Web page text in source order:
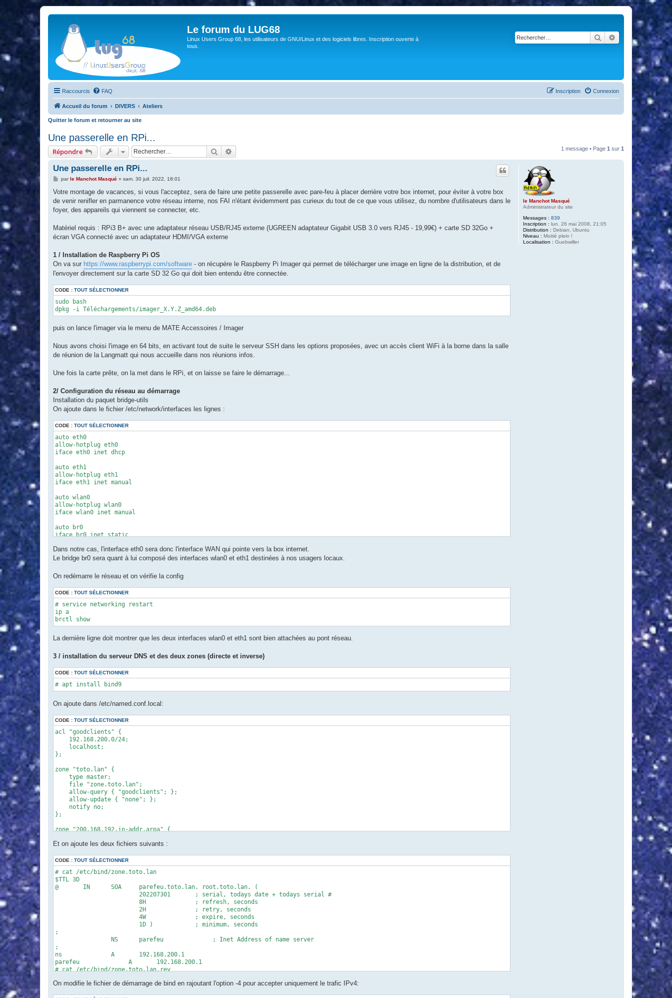
Le forum du LUG68
Linux Users Group 68, les utilisateurs de GNU/Linux et des logiciels libres. Inscription ouverte à
tous.
RechercherRecherche
Raccourcis FAQ Connexion
Inscription
Accueil du forum DIVERS Ateliers
Quitter le forum et retourner au site
Une passerelle en RPi...
Répondre Rechercher 1 message • Page 1 sur 1
le Manchot Masqué
Administrateur du site
Messages : 839
Inscription : lun. 26 mai 2008, 21:05
Distribution : Debian, Ubuntu
Niveau : Moitié plein !
Localisation : Guebwiller
Une passerelle en RPi...
M
s
a
g
e
parle Manchot Masqué» sam. 30 juil. 2022, 18:01
Votre montage de vacances, si vous l'acceptez, sera de faire une petite passerelle avec pare-feu à placer derrière votre box internet, pour éviter à votre box
de venir renifler en parmanence votre réseau interne, nos FAI n'étant évidemment pas curieux du tout de ce que vous utilisez, du nombre d'utilisateurs dans le
foyer, des appareils qui viennent se connecter, etc.
Matériel requis : RPi3 B+ avec une adaptateur réseau USB/RJ45 externe (UGREEN adaptateur Gigabit USB 3.0 vers RJ45 - 19,99€) + carte SD 32Go +
écran VGA connecté avec un adaptateur HDMI/VGA externe
1 / Installation de Raspberry Pi OS
On va sur https://www.raspberrypi.com/software - on récupére le Raspberry Pi Imager qui permet de télécharger une image en ligne de la distribution, et de
l'envoyer directement sur la carte SD 32 Go qui doit bien entendu être connectée.
CODE : TOUT SÉLECTIONNER
sudo bash
dpkg -i Téléchargements/imager_X.Y.Z_amd64.deb
puis on lance l'imager via le menu de MATE Accessoires / Imager
Nous avons choisi l'image en 64 bits, en activant tout de suite le serveur SSH dans les options proposées, avec un accès client WiFi à la borne dans la salle
de réunion de la Langmatt qui nous accueille dans nos réunions infos.
Une fois la carte prête, on la met dans le RPi, et on laisse se faire le démarrage...
2/ Configuration du réseau au démarrage
Installation du paquet bridge-utils
On ajoute dans le fichier /etc/network/interfaces les lignes :
CODE : TOUT SÉLECTIONNER
auto eth0
allow-hotplug eth0
iface eth0 inet dhcp
auto eth1
allow-hotplug eth1
iface eth1 inet manual
auto wlan0
allow-hotplug wlan0
iface wlan0 inet manual
auto br0
iface br0 inet static
	bridge_ports eth1 wlan0
	bridge_stp off
Dans notre cas, l'interface eth0 sera donc l'interface WAN qui pointe vers la box internet.
Le bridge br0 sera quant à lui composé des interfaces wlan0 et eth1 destinées à nos usagers locaux.
On redémarre le réseau et on vérifie la config
CODE : TOUT SÉLECTIONNER
# service networking restart
ip a
brctl show
La dernière ligne doit montrer que les deux interfaces wlan0 et eth1 sont bien attachées au pont réseau.
3 / installation du serveur DNS et des deux zones (directe et inverse)
CODE : TOUT SÉLECTIONNER
# apt install bind9
On ajoute dans /etc/named.conf.local:
CODE : TOUT SÉLECTIONNER
acl "goodclients" {
    192.168.200.0/24;
    localhost;
};
zone "toto.lan" {
    type master;
    file "zone.toto.lan";
    allow-query { "goodclients"; };
    allow-update { "none"; };
    notify no;
};
zone "200.168.192.in-addr.arpa" {
    file "zone.toto.lan.rev";
    allow-update { "none"; };
    notify no;
};
Et on ajoute les deux fichiers suivants :
CODE : TOUT SÉLECTIONNER
# cat /etc/bind/zone.toto.lan
$TTL 3D
@       IN      SOA     parefeu.toto.lan. root.toto.lan. (
                        202207301       ; serial, todays date + todays serial #
                        8H              ; refresh, seconds
                        2H              ; retry, seconds
                        4W              ; expire, seconds
                        1D )            ; minimum, seconds
;
                NS      parefeu              ; Inet Address of name server
;
ns              A       192.168.200.1
parefeu              A       192.168.200.1
# cat /etc/bind/zone.toto.lan.rev
@       IN      SOA     parefeu.toto.lan. root.toto.lan. (
On modifie le fichier de démarrage de bind en rajoutant l'option -4 pour accepter uniquement le trafic IPv4: